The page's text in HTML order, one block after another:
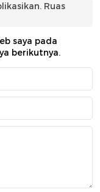
Ruas
saya pada
berikutnya.